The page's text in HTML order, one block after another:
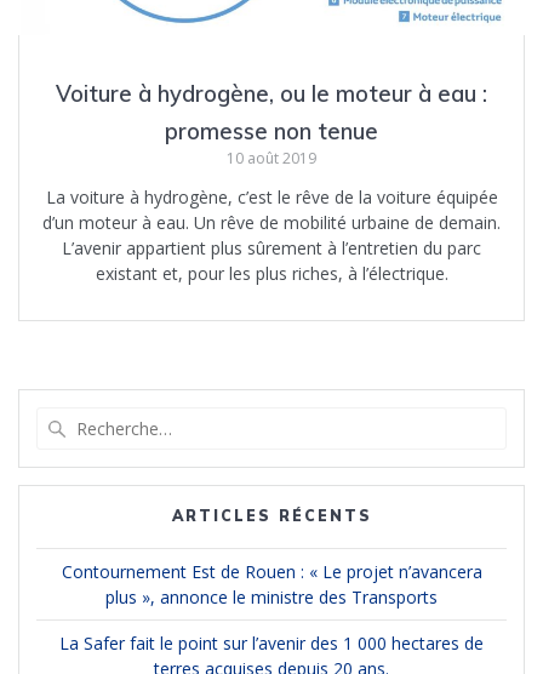
Voiture à hydrogène, ou le moteur à eau :
promesse non tenue
10 août 2019
La voiture à hydrogène, c’est le rêve de la voiture équipée
d’un moteur à eau. Un rêve de mobilité urbaine de demain.
L’avenir appartient plus sûrement à l’entretien du parc
existant et, pour les plus riches, à l’électrique.
:
ARTICLES RÉCENTS
Contournement Est de Rouen : « Le projet n’avancera
plus », annonce le ministre des Transports
La Safer fait le point sur l’avenir des 1 000 hectares de
terres acquises depuis 20 ans.